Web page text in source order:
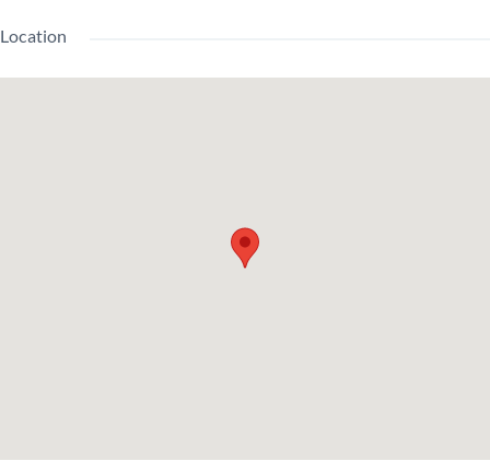
建築設備
監控對講
Location